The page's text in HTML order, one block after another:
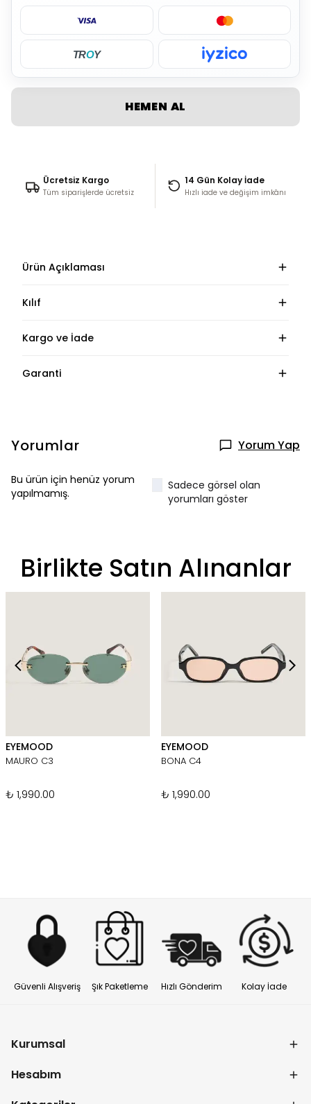
TROY
HEMEN AL
Ücretsiz Kargo
Tüm siparişlerde ücretsiz
14 Gün Kolay İade
Hızlı iade ve değişim imkânı
Ürün Açıklaması
Kılıf
Kargo ve İade
Garanti
Yorumlar Yorum Yap
Bu ürün için henüz yorum
yapılmamış.
Sadece görsel olan
yorumları göster
Birlikte Satın Alınanlar
EYEMOOD
MAURO C3
₺ 1,990.00
EYEMOOD
BONA C4
₺ 1,990.00
Güvenli Alışveriş Şık Paketleme Hızlı Gönderim Kolay İade
Kurumsal
Hesabım